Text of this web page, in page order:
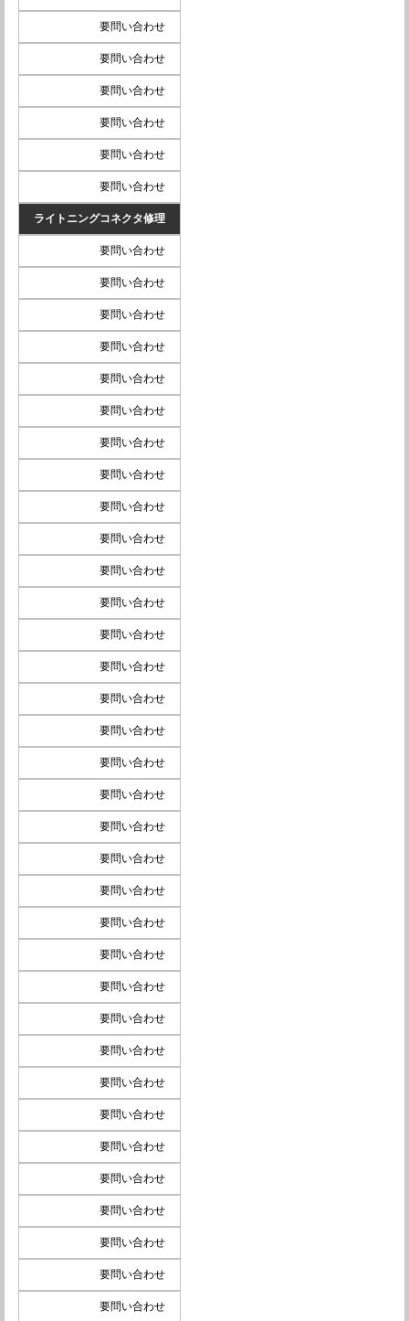
要問い合わせ
要問い合わせ
要問い合わせ
要問い合わせ
要問い合わせ
要問い合わせ
ライトニングコネクタ修理
要問い合わせ
要問い合わせ
要問い合わせ
要問い合わせ
要問い合わせ
要問い合わせ
要問い合わせ
要問い合わせ
要問い合わせ
要問い合わせ
要問い合わせ
要問い合わせ
要問い合わせ
要問い合わせ
要問い合わせ
要問い合わせ
要問い合わせ
要問い合わせ
要問い合わせ
要問い合わせ
要問い合わせ
要問い合わせ
要問い合わせ
要問い合わせ
要問い合わせ
要問い合わせ
要問い合わせ
要問い合わせ
要問い合わせ
要問い合わせ
要問い合わせ
要問い合わせ
要問い合わせ
要問い合わせ